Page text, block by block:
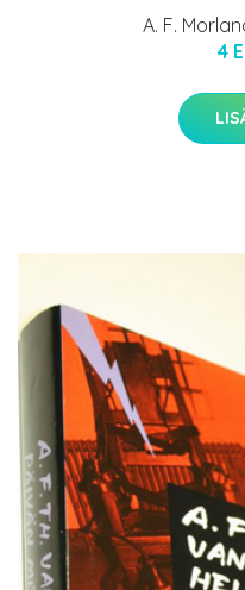
A. F.
4